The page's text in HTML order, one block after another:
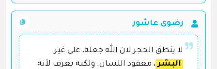
رضوى عاشور
لا ينطق الحجر لان الله جعله، على غير
البشر ، معقود اللسان. ولكنه يعرف لأنه